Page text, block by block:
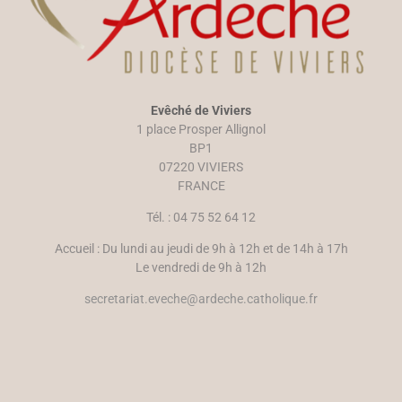
Evêché de Viviers
1 place Prosper Allignol
BP1
07220 VIVIERS
FRANCE
Tél. : 04 75 52 64 12
Accueil : Du lundi au jeudi de 9h à 12h et de 14h à 17h
Le vendredi de 9h à 12h
secretariat.eveche@ardeche.catholique.fr